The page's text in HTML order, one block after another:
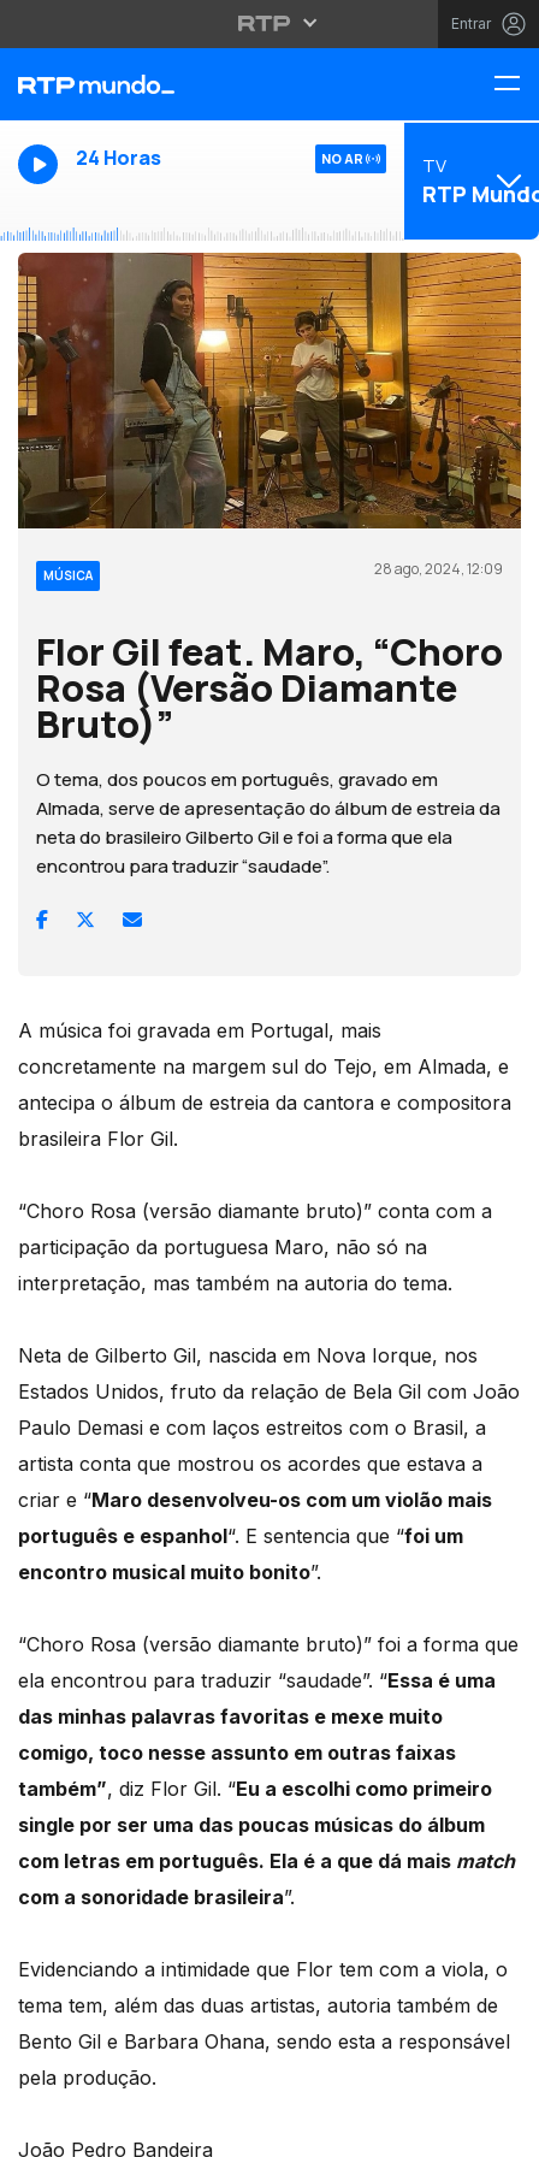
Entrar
24 Horas NO AR TV
RTP
MÚSICA 28 ago, 2024, 12:09
Flor Gil feat. Maro, “Choro
Rosa (Versão Diamante
Bruto)”
O tema, dos poucos em português, gravado em
Almada, serve de apresentação do álbum de estreia da
neta do brasileiro Gilberto Gil e foi a forma que ela
encontrou para traduzir “saudade”.
A música foi gravada em Portugal, mais
concretamente na margem sul do Tejo, em Almada, e
antecipa o álbum de estreia da cantora e compositora
brasileira Flor Gil.
“Choro Rosa (versão diamante bruto)” conta com a
participação da portuguesa Maro, não só na
interpretação, mas também na autoria do tema.
Neta de Gilberto Gil, nascida em Nova Iorque, nos
Estados Unidos, fruto da relação de Bela Gil com João
Paulo Demasi e com laços estreitos com o Brasil, a
artista conta que mostrou os acordes que estava a
criar e “Maro desenvolveu-os com um violão mais
português e espanhol“. E sentencia que “foi um
encontro musical muito bonito”.
“Choro Rosa (versão diamante bruto)” foi a forma que
ela encontrou para traduzir “saudade”. “Essa é uma
das minhas palavras favoritas e mexe muito
comigo, toco nesse assunto em outras faixas
também”, diz Flor Gil. “Eu a escolhi como primeiro
single por ser uma das poucas músicas do álbum
com letras em português. Ela é a que dá mais match
com a sonoridade brasileira”.
Evidenciando a intimidade que Flor tem com a viola, o
tema tem, além das duas artistas, autoria também de
Bento Gil e Barbara Ohana, sendo esta a responsável
pela produção.
João Pedro Bandeira